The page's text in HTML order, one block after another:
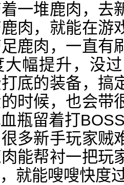
一堆鹿肉，去
肉，就能在游
鹿肉，一直有
大幅提升，没
底的装备，搞
时候，也会带
瓶留着打
多新手玩家贼
能帮衬一把玩
就能嗖嗖快度